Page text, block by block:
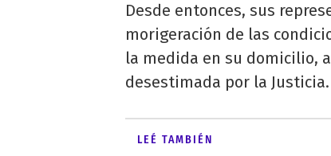
Desde entonces, sus
morigeración de las
la medida en su domicilio,
desestimada por la Justicia.
LEÉ TAMBIÉN